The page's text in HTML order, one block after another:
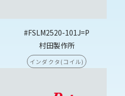
#FSLM2520-101J=P
村田製作所
インダクタ(コイル)